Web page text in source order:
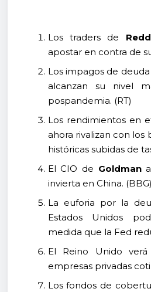
Los traders de
apostar en contra de
Los impagos de
alcanzan su nivel
pospandemia. (RT)
Los rendimientos en
ahora rivalizan con los
históricas subidas de
El CIO de Goldman
invierta en China. (BBG)
La euforia por la
Estados Unidos
medida que la Fed
El Reino Unido
empresas privadas
Los fondos de